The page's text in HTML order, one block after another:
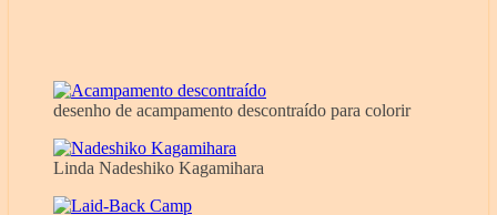
desenho de acampamento descontraído para colorir
Linda Nadeshiko Kagamihara